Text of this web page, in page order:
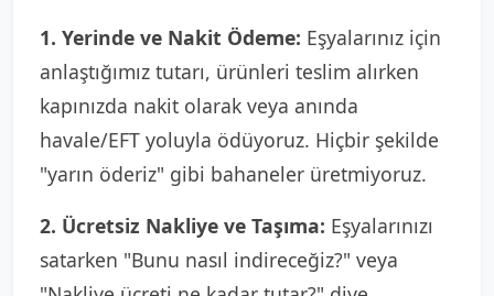
1. Yerinde ve Nakit Ödeme: Eşyalarınız için
anlaştığımız tutarı, ürünleri teslim alırken
kapınızda nakit olarak veya anında
havale/EFT yoluyla ödüyoruz. Hiçbir şekilde
"yarın öderiz" gibi bahaneler üretmiyoruz.
2. Ücretsiz Nakliye ve Taşıma: Eşyalarınızı
satarken "Bunu nasıl indireceğiz?" veya